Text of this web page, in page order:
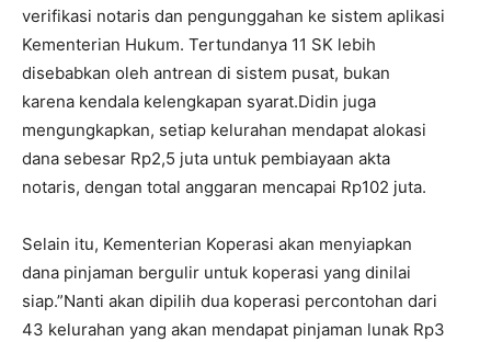
verifikasi notaris dan pengunggahan ke sistem aplikasi
Kementerian Hukum. Tertundanya 11 SK lebih
disebabkan oleh antrean di sistem pusat, bukan
karena kendala kelengkapan syarat.Didin juga
mengungkapkan, setiap kelurahan mendapat alokasi
dana sebesar Rp2,5 juta untuk pembiayaan akta
notaris, dengan total anggaran mencapai Rp102 juta.
Selain itu, Kementerian Koperasi akan menyiapkan
dana pinjaman bergulir untuk koperasi yang dinilai
siap.”Nanti akan dipilih dua koperasi percontohan dari
43 kelurahan yang akan mendapat pinjaman lunak Rp3